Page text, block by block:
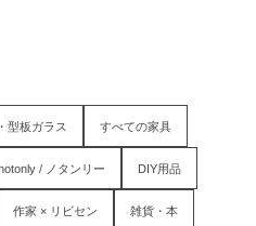
型板ガラス すべての家具
/ ノタンリー DIY用品
作家 × リビセン 雑貨・本